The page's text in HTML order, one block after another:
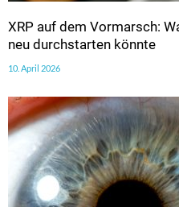
XRP auf dem Vormarsch:
neu durchstarten könnte
10. April 2026